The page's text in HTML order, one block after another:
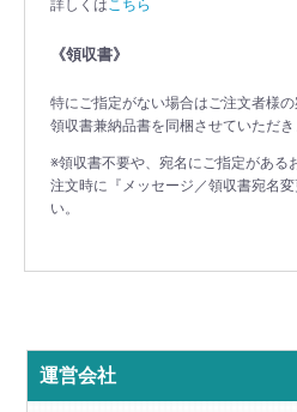
詳しくはこちら
《領収書》
特にご指定がない場合はご注文者様
領収書兼納品書を同梱させていただき
※領収書不要や、宛名にご指定がある
注文時に『メッセージ／領収書宛名
い。
運営会社